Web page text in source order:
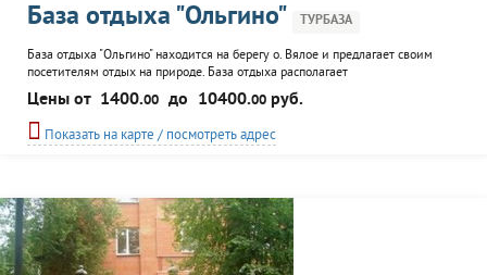
База отдыха "Ольгино" ТУРБАЗА
База отдыха "Ольгино" находится на берегу о. Вялое и предлагает своим
посетителям отдых на природе. База отдыха располагает
комфортабельными номерами в гостевом и нижнем домах. К услугам
гостей: пляж, мангал, прокат спортинвентаря, лодок, водных велосипедов,
детская площадка, спортплощадка, рыбалка, русская баня.
Цены от 1400.00 до 10400.00 руб.
Показать на карте / посмотреть адрес